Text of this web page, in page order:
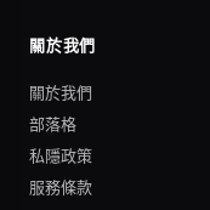
關於我們
關於我們
部落格
私隱政策
服務條款